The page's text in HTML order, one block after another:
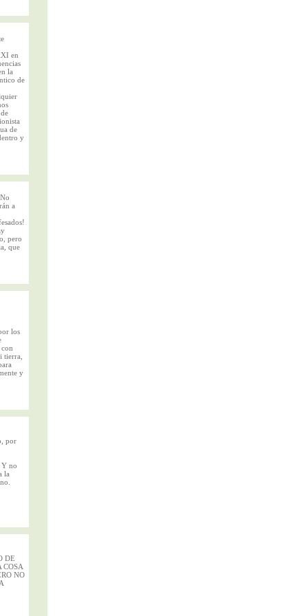
en
la
de
de
y
a
pero
que
los
tierra,
y
por
Y no
la
DE
COSA
NO